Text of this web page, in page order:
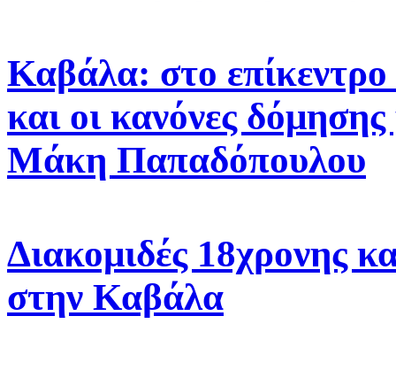
Καβάλα: στο επίκεντρο
και οι κανόνες
Μάκη Παπαδόπουλου
Διακομιδές 18χρονης
στην Καβάλα